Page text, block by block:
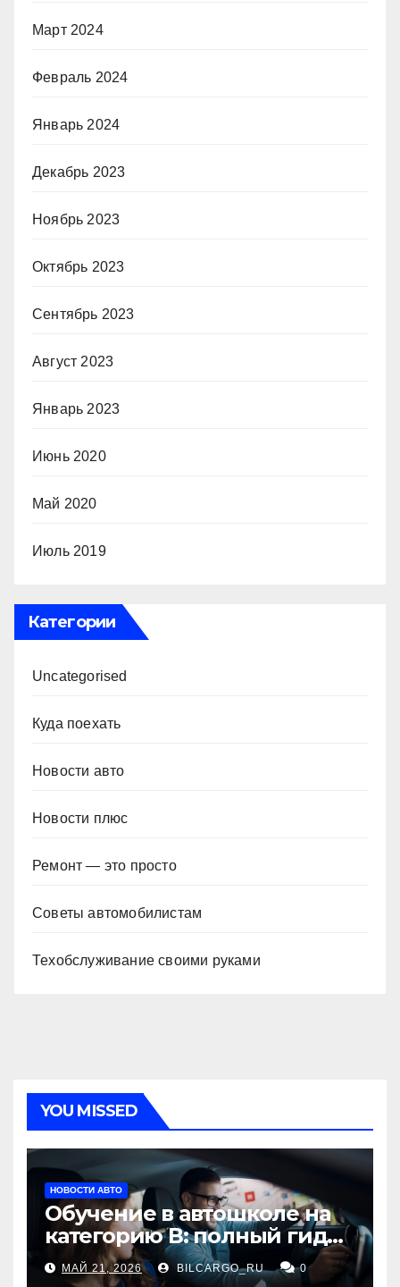
Март 2024
Февраль 2024
Январь 2024
Декабрь 2023
Ноябрь 2023
Октябрь 2023
Сентябрь 2023
Август 2023
Январь 2023
Июнь 2020
Май 2020
Июль 2019
Категории
Uncategorised
Куда поехать
Новости авто
Новости плюс
Ремонт — это просто
Советы автомобилистам
Техобслуживание своими руками
YOU MISSED
НОВОСТИ АВТО
Обучение в автошколе на
категорию В: полный гид
для будущих водителей
МАЙ 21, 2026 BILCARGO_RU 0